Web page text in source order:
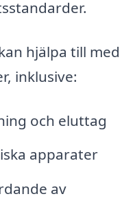
hjälpa till med
inklusive:
och eluttag
apparater
av